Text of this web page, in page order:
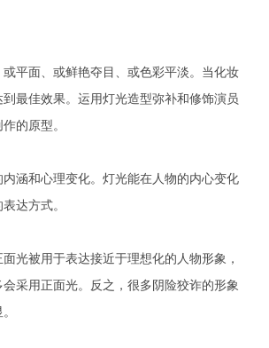
平面、或鲜艳夺目、或色彩平淡。当化妆
最佳效果。运用灯光造型弥补和修饰演员
的原型。
涵和心理变化。灯光能在人物的内心变化
达方式。
光被用于表达接近于理想化的人物形象，
采用正面光。反之，很多阴险狡诈的形象